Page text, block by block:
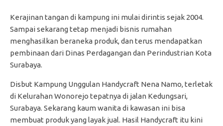
Kerajinan tangan di kampung ini mulai dirintis sejak 2004.
Sampai sekarang tetap menjadi bisnis rumahan
menghasilkan beraneka produk, dan terus mendapatkan
pembinaan dari Dinas Perdagangan dan Perindustrian Kota
Surabaya.
Disbut Kampung Unggulan Handycraft Nena Namo, terletak
di Kelurahan Wonorejo tepatnya di jalan Kedungsari,
Surabaya. Sekarang kaum wanita di kawasan ini bisa
membuat produk yang layak jual. Hasil Handycraft itu kini